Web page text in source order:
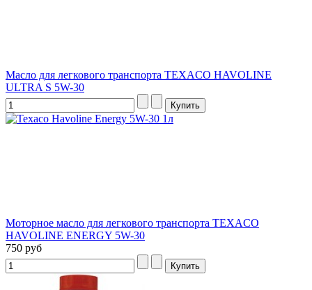
Масло для легкового транспорта TEXACO HAVOLINE
ULTRA S 5W-30
Моторное масло для легкового транспорта TEXACO
HAVOLINE ENERGY 5W-30
750 руб